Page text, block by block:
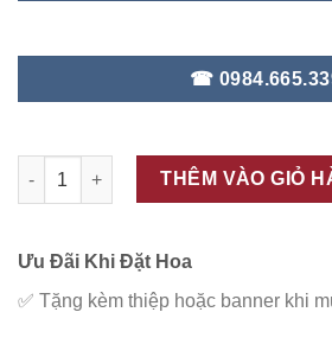
☎
ĐC - V18 số lượng
THÊM VÀO GIỎ
Ưu Đãi Khi Đặt Hoa
✅ Tặng kèm thiệp hoặc banner khi